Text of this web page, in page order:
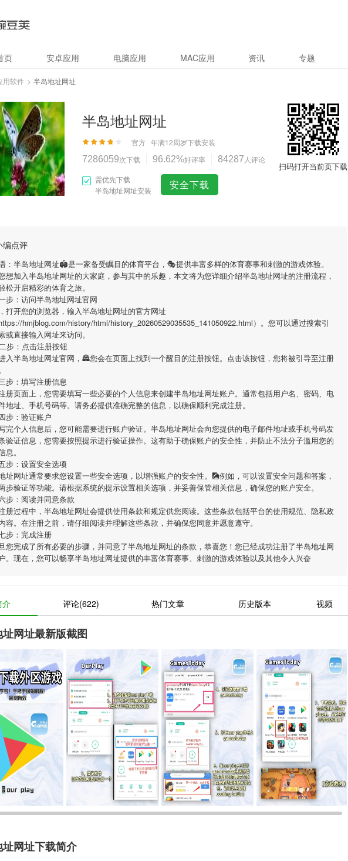
页 安卓应用 电脑应用 MAC应用 资讯 专题
用软件 > 半岛地址网址
半岛地址网址
官方 年满12周岁下载安装
7286059次下载 96.62%好评率 84287 人评论
需优先下载
半岛地址网址安装
安全下载
扫码打开当前页下载
编点评
： 半岛地址网址🏟是一家备受瞩目的体育平台，🎭提供丰富多样的体育赛事和刺激的游戏体验。
想加入半岛地址网址的大家庭，参与其中的乐趣，本文将为您详细介绍半岛地址网址的注册流程，
松开启精彩的体育之旅。
步：访问半岛地址网址官网
打开您的浏览器，输入半岛地址网址的官方网址
hmjblog.com/history/html/history_20260529035535_141050922.html）。您可以通过搜索引
或直接输入网址来访问。
步：点击注册按钮
入半岛地址网址官网，🏯您会在页面上找到一个醒目的注册按钮。点击该按钮，您将被引导至注册
步：填写注册信息
册页面上，您需要填写一些必要的个人信息来创建半岛地址网址账户。通常包括用户名、密码、电
地址、手机号码等。请务必提供准确完整的信息，以确保顺利完成注册。
步：验证账户
完个人信息后，您可能需要进行账户验证。 半岛地址网址会向您提供的电子邮件地址或手机号码发
验证信息，您需要按照提示进行验证操作。这有助于确保账户的安全性，并防止不法分子滥用您的
息。
步：设置安全选项
址网址通常要求您设置一些安全选项，以增强账户的安全性。🎑例如，可以设置安全问题和答案，
步验证等功能。请根据系统的提示设置相关选项，并妥善保管相关信息，确保您的账户安全。
步：阅读并同意条款
册过程中， 半岛地址网址会提供使用条款和规定供您阅读。这些条款包括平台的使用规范、隐私政
容。在注册之前，请仔细阅读并理解这些条款，并确保您同意并愿意遵守。
步：完成注册
您完成了所有必要的步骤，并同意了半岛地址网址的条款，恭喜您！您已经成功注册了半岛地址网
。现在，您可以畅享半岛地址网址提供的丰富体育赛事、刺激的游戏体验以及其他令人兴奋
介 评论(622) 热门文章 历史版本 视频
网址最新版截图
址网址下载简介